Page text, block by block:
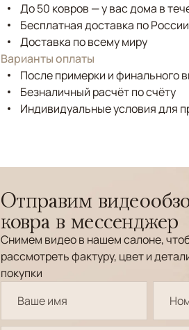
До 50 ковров — у вас дома в
Бесплатная доставка по России
Доставка по всему миру
Варианты оплаты
После примерки и финального
Безналичный расчёт по счёту
Индивидуальные условия для
Отправим
ковра в мессенджер
Снимем видео в нашем салоне,
рассмотреть фактуру, цвет и
покупки